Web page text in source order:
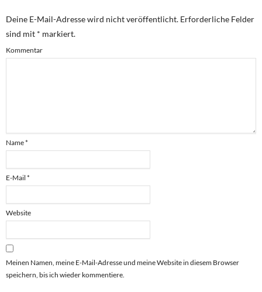
Deine E-Mail-Adresse wird nicht veröffentlicht. Erforderliche Felder
sind mit * markiert.
Kommentar
Name*
E-Mail *
Website
Meinen Namen, meine E-Mail-Adresse und meine Website in diesem Browser
speichern, bis ich wieder kommentiere.